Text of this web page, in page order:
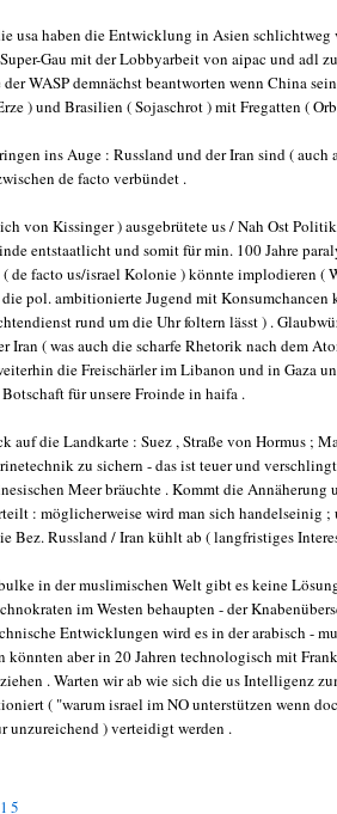
usa haben die Entwicklung in Asien schlichtweg
Gau mit der Lobbyarbeit von aipac und adl
WASP demnächst beantworten wenn China
) und Brasilien ( Sojaschrot ) mit Fregatten (
ins Auge : Russland und der Iran sind ( auch
de facto verbündet .
von Kissinger ) ausgebrütete us / Nah Ost
entstaatlicht und somit für min. 100 Jahre
de facto us/israel Kolonie ) könnte implodieren (
pol. ambitionierte Jugend mit Konsumchancen
rund um die Uhr foltern lässt ) .
Iran ( was auch die scharfe Rhetorik nach dem
die Freischärler im Libanon und in Gaza
für unsere Froinde in haifa .
auf die Landkarte : Suez , Straße von Hormus ;
zu sichern - das ist teuer und
Meer bräuchte . Kommt die Annäherung
: möglicherweise wird man sich handelseinig
Bez. Russland / Iran kühlt ab ( langfristiges
in der muslimischen Welt gibt es keine
im Westen behaupten - der
Entwicklungen wird es in der arabisch -
könnten aber in 20 Jahren technologisch mit
. Warten wir ab wie sich die us Intelligenz
( "warum israel im NO unterstützen wenn
unzureichend ) verteidigt werden .